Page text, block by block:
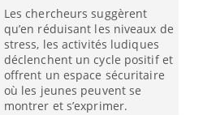
Les chercheurs suggèrent
qu’en réduisant les niveaux de
stress, les activités ludiques
déclenchent un cycle positif et
offrent un espace sécuritaire
où les jeunes peuvent se
montrer et s’exprimer.